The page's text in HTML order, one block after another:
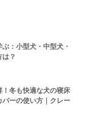
：小型犬・中型犬・
？
！冬も快適な犬の寝床
ーの使い方｜クレー